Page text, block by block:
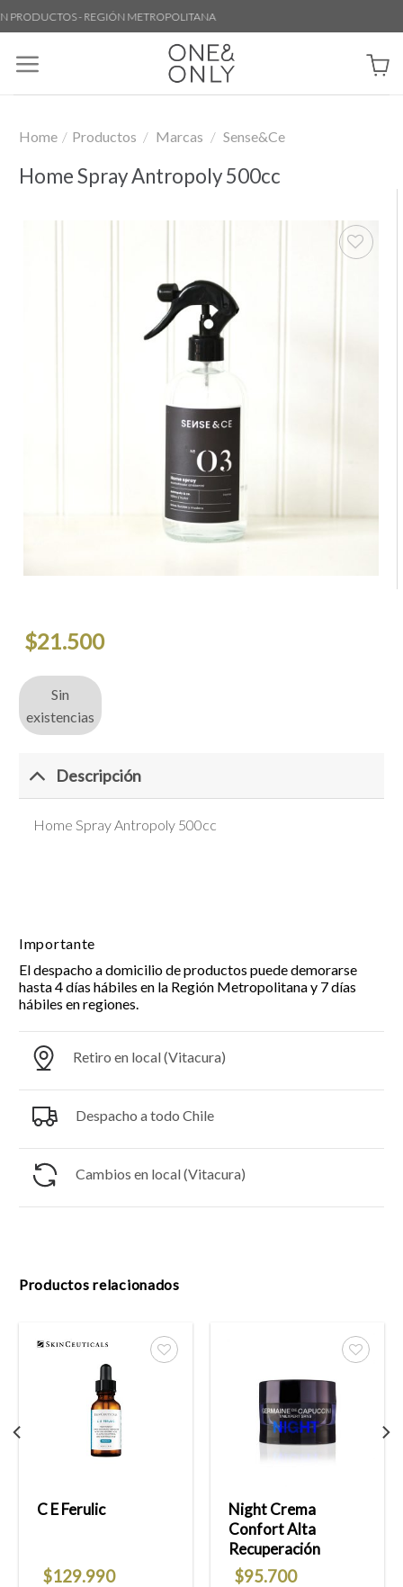
Skip
to
content
- REGIÓN METROPOLITANA
Home / Productos / Marcas / Sense&Ce
Home Spray Antropoly 500cc
$21.500
Sin
existencias
Descripción
Home Spray Antropoly 500cc
Importante
El despacho a domicilio de productos puede demorarse
hasta 4 días hábiles en la Región Metropolitana y 7 días
hábiles en regiones.
Retiro en local (Vitacura)
Despacho a todo Chile
Cambios en local (Vitacura)
Productos relacionados
C E Ferulic
$129.990
Añadir
Night Crema
Confort Alta
Recuperación
$95.700